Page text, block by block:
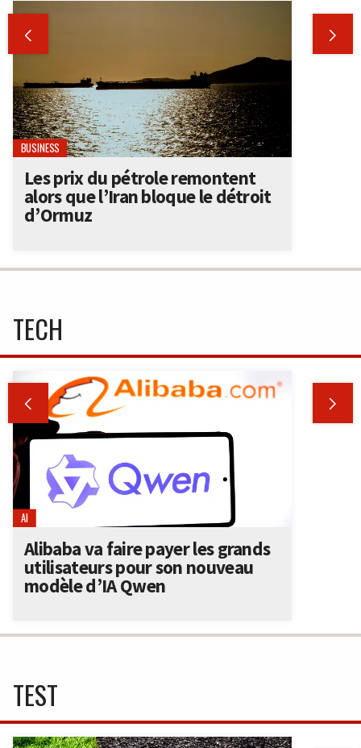
 
BUSINESS
Les prix du pétrole remontent
alors que l’Iran bloque le détroit
d’Ormuz
TECH
 
AI
Alibaba va faire payer les grands
utilisateurs pour son nouveau
modèle d’IA Qwen
TEST